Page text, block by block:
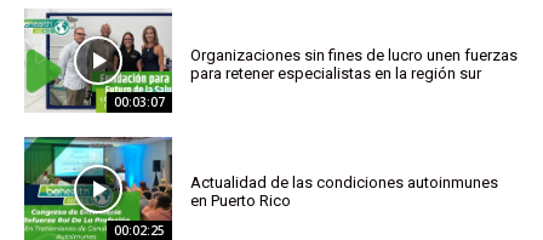
00:03:07
Organizaciones sin fines de lucro unen fuerzas
para retener especialistas en la región sur
00:02:25
Actualidad de las condiciones autoinmunes
en Puerto Rico